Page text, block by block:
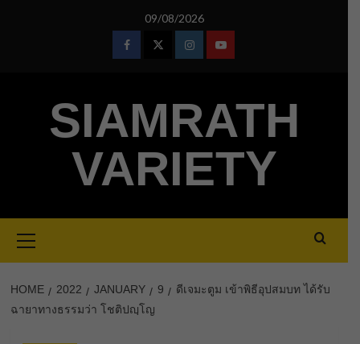
09/08/2026
FacebookTwitterInstagramYoutube
SIAMRATH
VARIETY
Menu
HOME 2022 JANUARY 9
ดีเจมะตูม เข้าพิธีอุปสมบท ได้รับ
ฉายาทางธรรมว่า โชติปญฺโญ